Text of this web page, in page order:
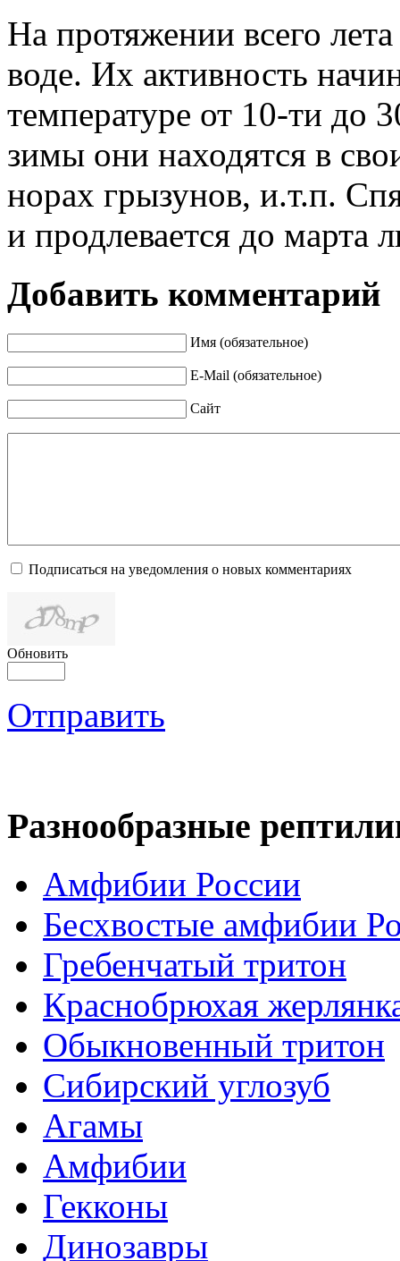
На протяжении всего
воде. Их активность
температуре от 10-ти до
зимы они находятся в
норах грызунов, и.т.п.
и продлевается до марта
Добавить комментарий
Имя (обязательное)
E-Mail (обязательное)
Сайт
Подписаться на уведомления о новых комментариях
Обновить
Отправить
Разнообразные
Амфибии России
Бесхвостые амфибии
Гребенчатый тритон
Краснобрюхая
Обыкновенный тритон
Сибирский углозуб
Агамы
Амфибии
Гекконы
Динозавры